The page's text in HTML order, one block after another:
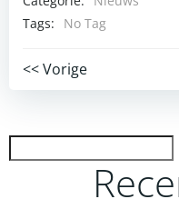
Tags:
No Tag
Post
<< Vorige